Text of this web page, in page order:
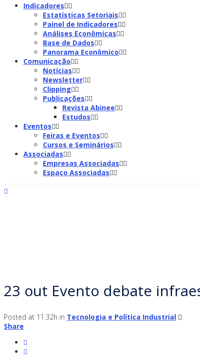
Indicadores
Estatísticas Setoriais
Painel de Indicadores
Análises Econômicas
Base de Dados
Panorama Econômico
Comunicação
Notícias
Newsletter
Clipping
Publicações
Revista Abinee
Estudos
Eventos
Feiras e Eventos
Cursos e Seminários
Associadas
Empresas Associadas
Espaço Associadas
23 out Evento debate
Posted at 11:32h in Tecnologia e Política Industrial
Share